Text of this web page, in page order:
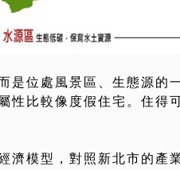
是位處風景區、生態源的
性比較像度假住宅。住得
濟模型，對照新北市的產